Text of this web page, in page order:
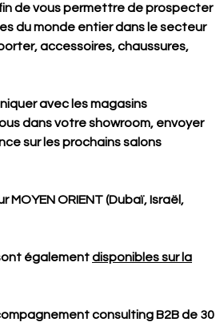
de vous permettre de prospecter
du monde entier dans le secteur
accessoires, chaussures,
avec les magasins
dans votre showroom, envoyer
sur les prochains salons
ORIENT (Dubaï, Israël,
égalementdisponibles sur la
consulting B2B de 30